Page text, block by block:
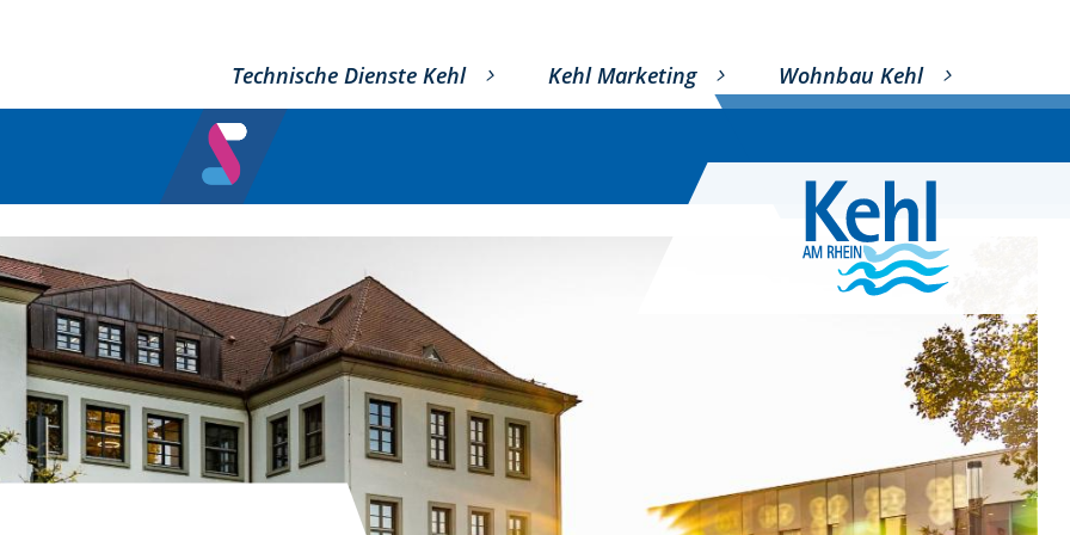
Technische Dienste Kehl Kehl Marketing Wohnbau Kehl